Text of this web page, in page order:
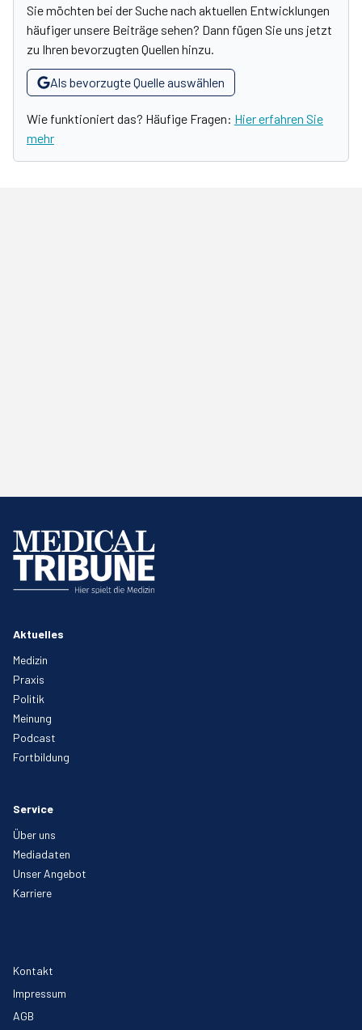
Sie möchten bei der Suche nach aktuellen Entwicklungen
häufiger unsere Beiträge sehen? Dann fügen Sie uns jetzt
zu Ihren bevorzugten Quellen hinzu.
Als bevorzugte Quelle auswählen
Wie funktioniert das? Häufige Fragen: Hier erfahren Sie
mehr
Aktuelles
Medizin
Praxis
Politik
Meinung
Podcast
Fortbildung
Service
Über uns
Mediadaten
Unser Angebot
Karriere
Kontakt
Impressum
AGB